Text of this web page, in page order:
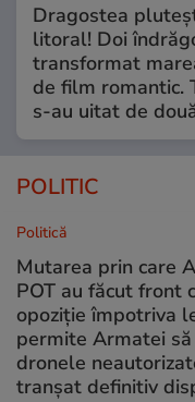
Dragostea
litoral! Doi
transformat
de film romantic.
s-au uitat de
POLITIC
Politică
Mutarea prin care
POT au făcut front
opoziție împotriva
permite Armatei
dronele
tranșat definitiv